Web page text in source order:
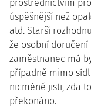
prostřednictvím
úspěšnější než
atd. Starší
že osobní
zaměstnanec má
případně mimo
nicméně jisti, zda
překonáno.